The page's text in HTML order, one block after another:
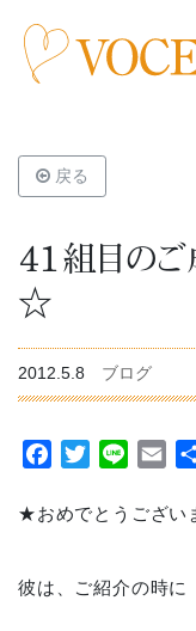
戻る
４１組目の
☆
2012.5.8 ブログ
Facebook
TwitterLine
★おめでとうござい
彼は、ご紹介の時に